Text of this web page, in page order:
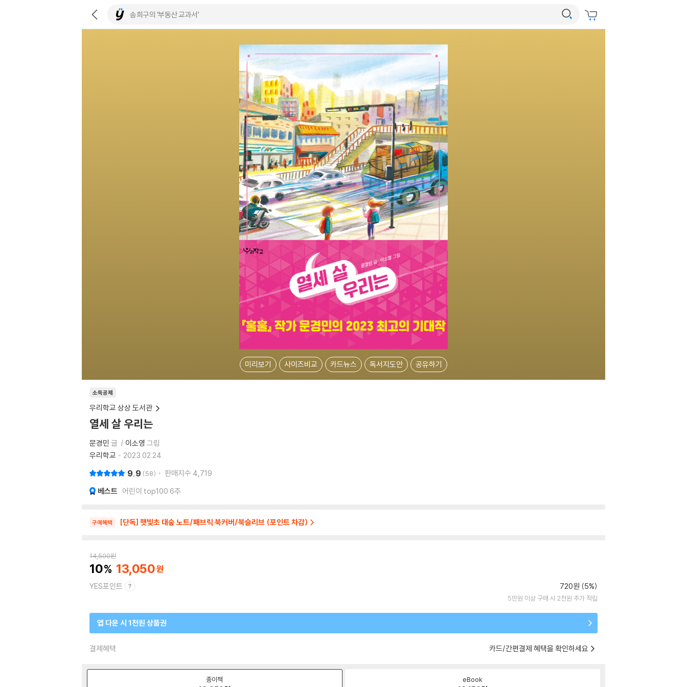
미리보기 사이즈비교 카드뉴스 독서지도안 공유하기
소득공제
우리학교 상상 도서관
열세 살 우리는
문경민 글 이소영 그림
우리학교
2023.02.24.
9.9 58 판매지수 4,719
베스트 어린이 top100 6주
구매혜택 [단독] 햇빛초 대숲 노트/패브릭 북커버/북슬리브 (포인트 차감)
14,500원
10 13,050
YES포인트 720원 (5%)
5만원 이상 구매 시 2천원 추가 적립
앱 다운 시 1천원 상품권
결제혜택 카드/간편결제 혜택을 확인하세요
종이책 eBook